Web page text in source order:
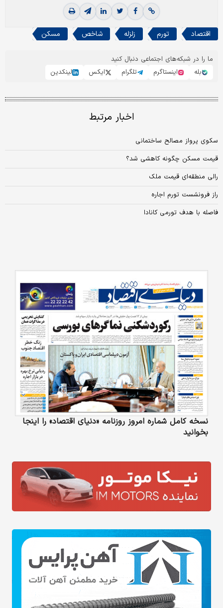
اقتصاد تورم زلزله شاخص مسکن
ما را در شبکه‌های اجتماعی دنبال کنید
بله
اینستاگرم تلگرام ایکس لینکدین
اخبار مرتبط
سکوی پرواز مصالح‌ ساختمانی
قیمت مسکن چگونه کاهشی شد؟
رالی منطقه‌ای قیمت ملک
راز فرونشست تورم اجاره
فاصله با هدف تورمی کانادا
نسخه کامل شماره امروز روزنامه «دنیای‌ اقتصاد» را اینجا
بخوانید